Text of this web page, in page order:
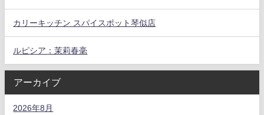
カリーキッチン スパイスポット琴似店
ルピシア：茉莉春毫
アーカイブ
2026年8月